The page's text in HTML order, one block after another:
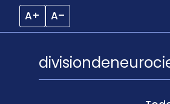
A+ A–